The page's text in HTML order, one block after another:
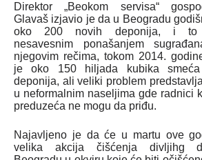
Direktor „Beokom servisa“
Glavaš izjavio je da u Beogradu
oko 200 novih deponija, i to
nesavesnim ponašanjem
njegovim rečima, tokom 2014.
je oko 150 hiljada kubika
deponija, ali veliki problem
u neformalnim naseljima gde radnici
preduzeća ne mogu da priđu.
Najavljeno je da će u martu ove
velika akcija čišćenja divljihg